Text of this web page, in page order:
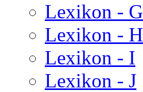
Lexikon - G
Lexikon - H
Lexikon - I
Lexikon - J